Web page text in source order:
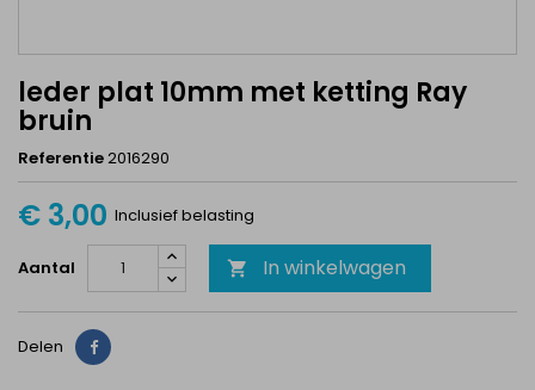
leder plat 10mm met ketting Ray
bruin
Referentie2016290
€ 3,00 Inclusief belasting
Aantal  In winkelwagen
Delen Delen